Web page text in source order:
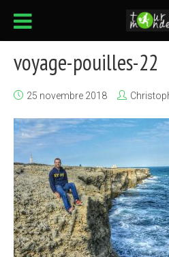
voyage-pouilles-22
25 novembre 2018